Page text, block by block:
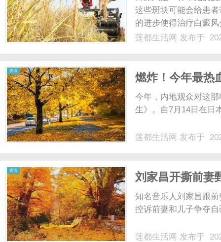
这些斑块可能会给患
的进步使得治疗白癜
方法和建议，帮助患
莲都生活网 发布于
资讯
燃炸！今年最热
今年，内地观众对这
生》。自7月14日在日
莲都生活网 发布于
资讯
刘家昌开撕前妻
人伦不知羞耻
知名音乐人刘家昌跟
控诉前妻和儿子争夺
莲都生活网 发布于